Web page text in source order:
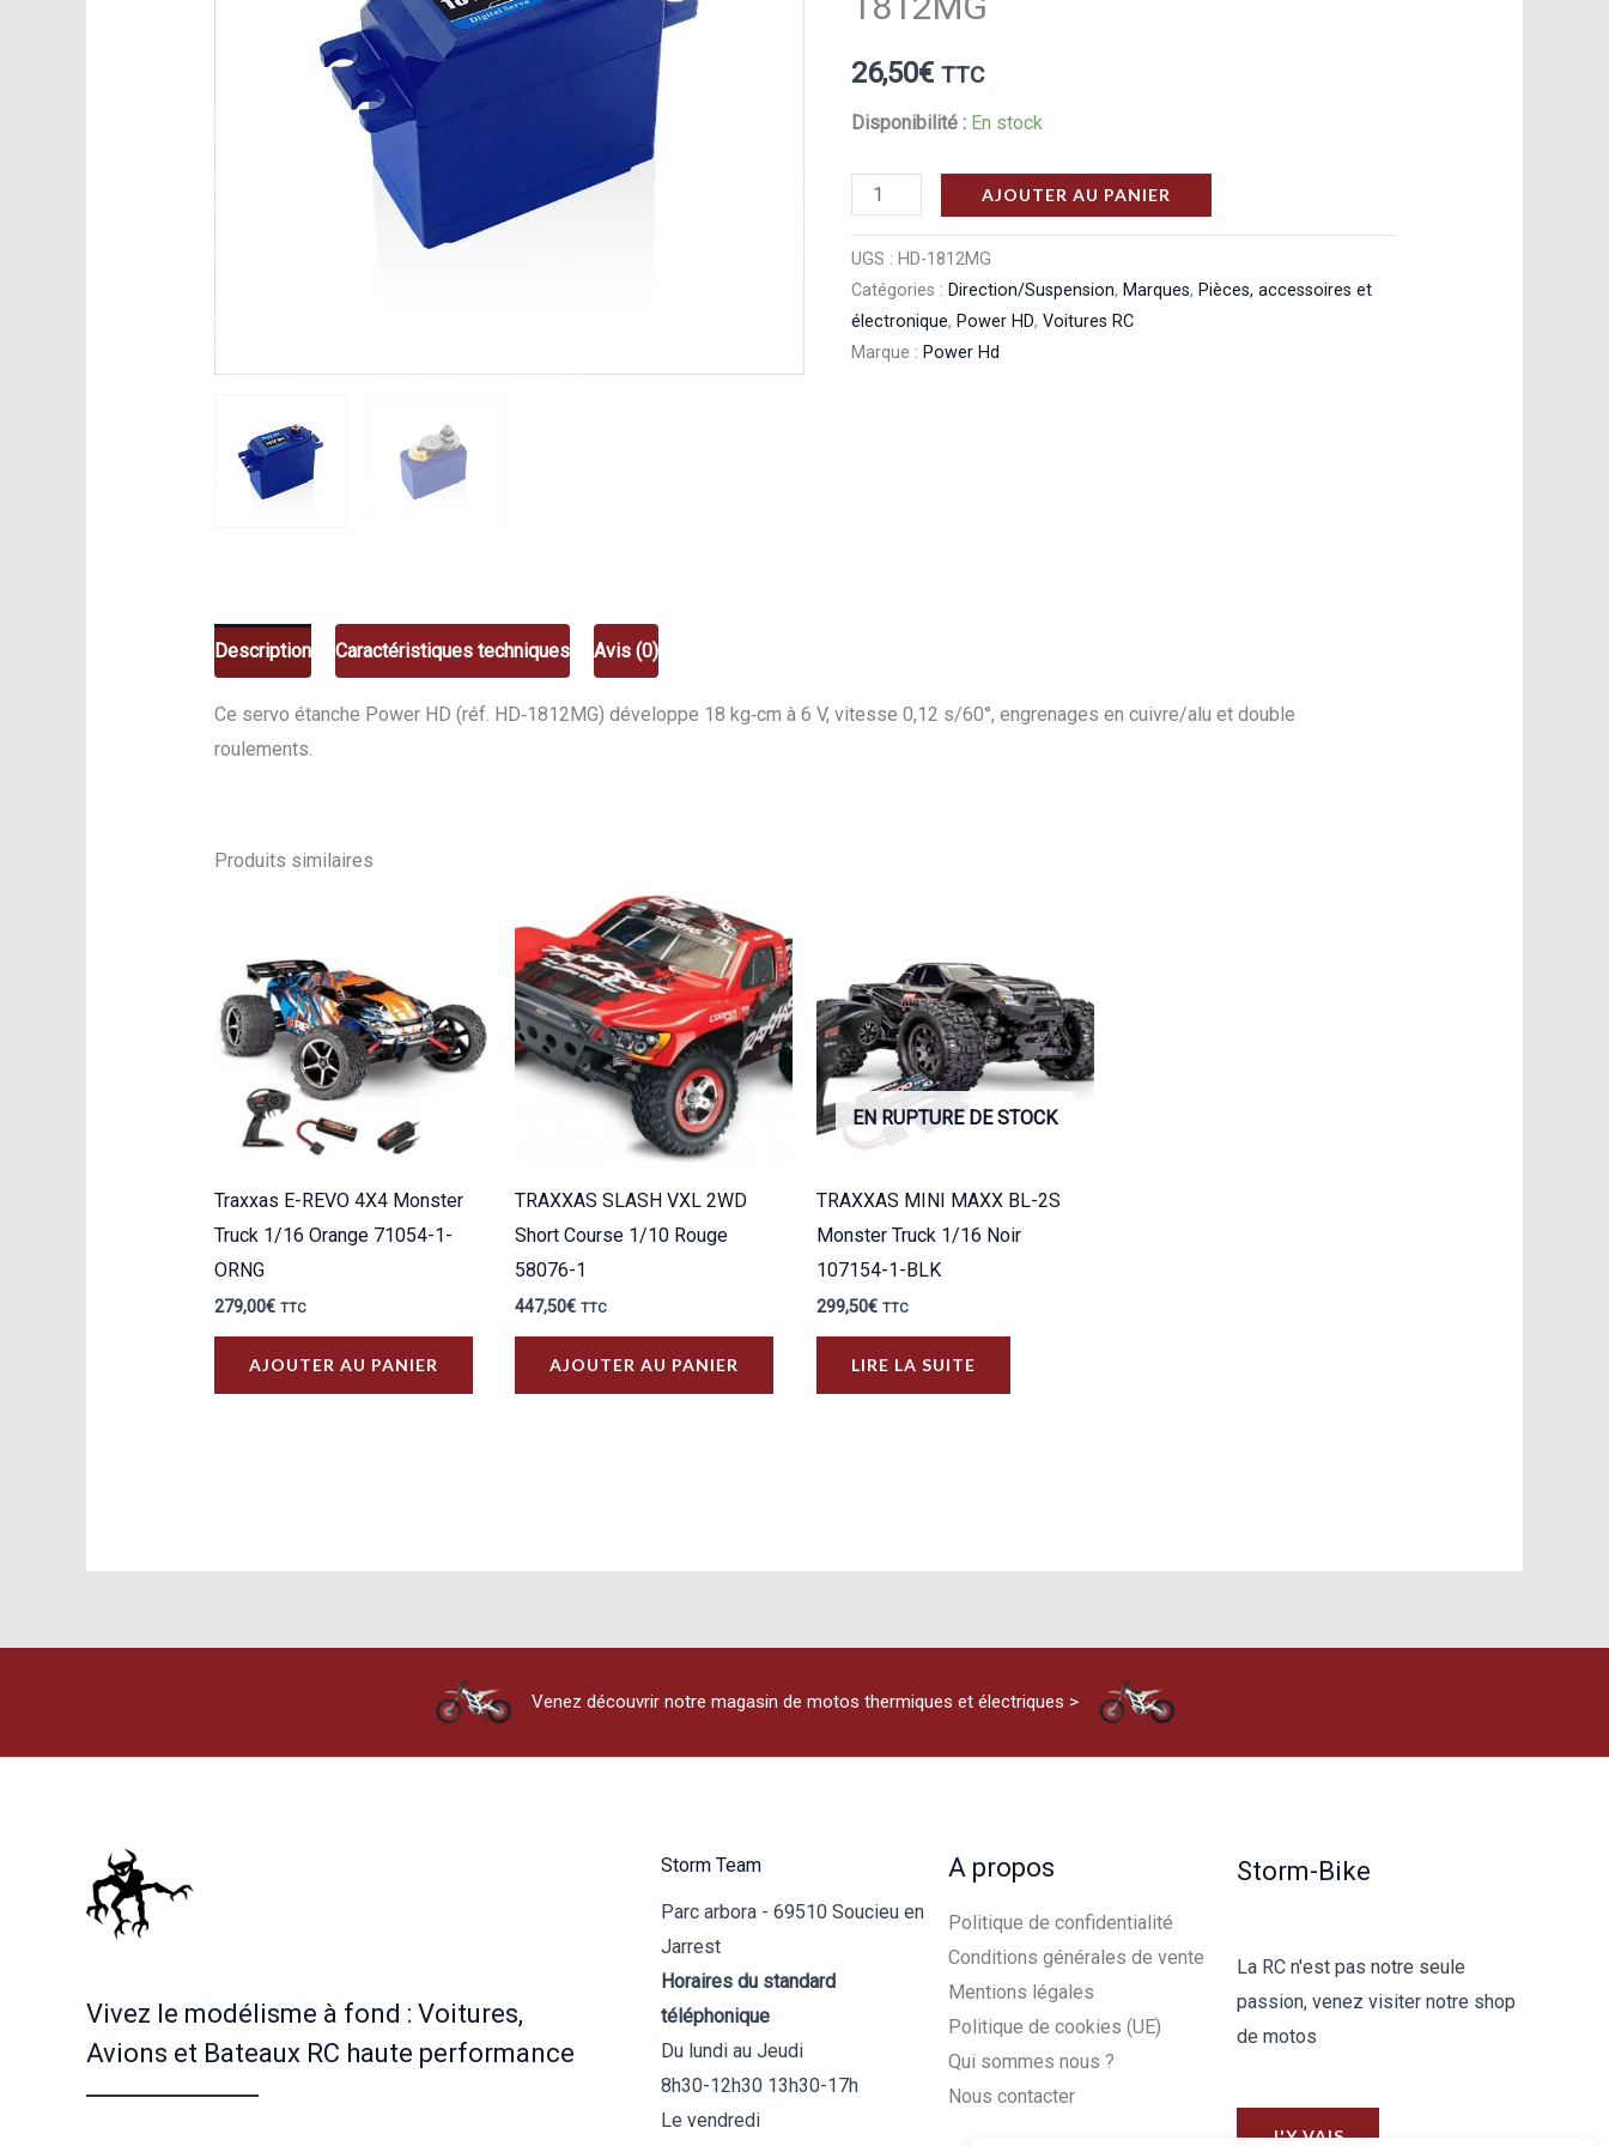
26,50€ TTC
Disponibilité : En stock
quantité
Power
Hd
Servo
numérique
AJOUTER AU PANIER
UGS : HD-1812MG
Catégories : Direction/Suspension, Marques, Pièces, accessoires et
électronique, Power HD,Voitures RC
Marque : Power Hd
Description Caractéristiques techniques Avis (0)
Ce servo étanche Power HD (réf. HD‑1812MG) développe 18 kg‑cm à 6 V, vitesse 0,12 s/60°, engrenages en cuivre/alu et double
roulements.
Produits similaires
Traxxas E-REVO 4X4 Monster
Truck 1/16 Orange 71054-1-
ORNG
279,00€ TTC
AJOUTER AU PANIER
TRAXXAS SLASH VXL 2WD
Short Course 1/10 Rouge
58076-1
447,50€ TTC
AJOUTER AU PANIER
EN RUPTURE DE STOCK
TRAXXAS MINI MAXX BL-2S
Monster Truck 1/16 Noir
107154-1-BLK
299,50€ TTC
LIRE LA SUITE
Venez découvrir notre magasin de motos thermiques et électriques >
Vivez le modélisme à fond : Voitures,
Avions et Bateaux RC haute performance
Storm Team
Parc arbora - 69510 Soucieu en
Jarrest
Horaires du standard
téléphonique
Du lundi au Jeudi
8h30-12h30 13h30-17h
Le vendredi
A propos
Politique de confidentialité
Conditions générales de vente
Mentions légales
Politique de cookies (UE)
Qui sommes nous ?
Nous contacter
Storm-Bike
La RC n'est pas notre seule
passion, venez visiter notre shop
de motos
J'Y VAIS